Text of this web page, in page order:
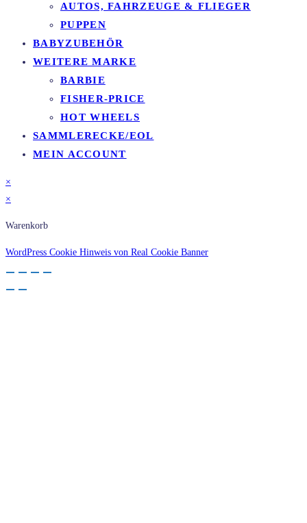
AUTOS, FAHRZEUGE & FLIEGER
PUPPEN
BABYZUBEHÖR
WEITERE MARKE
BARBIE
FISHER-PRICE
HOT WHEELS
SAMMLERECKE/EOL
MEIN ACCOUNT
×
×
Warenkorb
WordPress Cookie Hinweis von Real Cookie Banner